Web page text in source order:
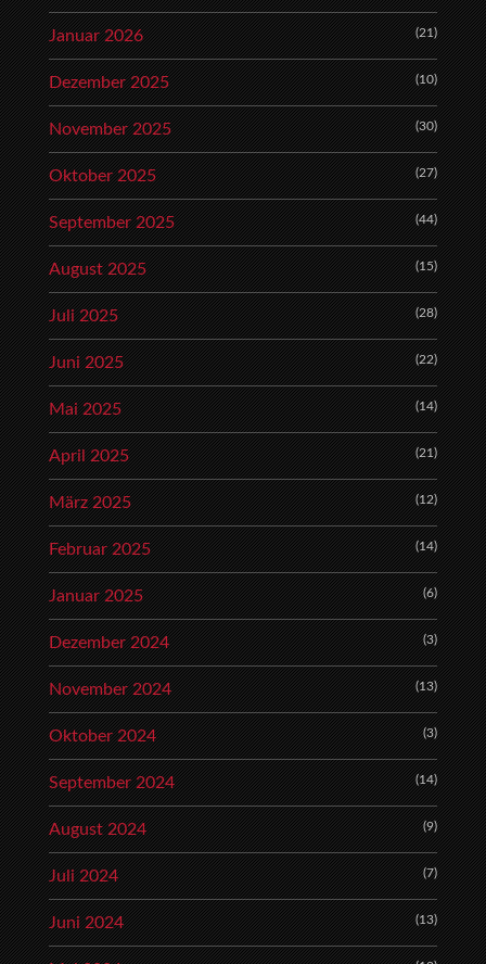
Januar 2026 (21)
Dezember 2025 (10)
November 2025 (30)
Oktober 2025 (27)
September 2025 (44)
August 2025 (15)
Juli 2025 (28)
Juni 2025 (22)
Mai 2025 (14)
April 2025 (21)
März 2025 (12)
Februar 2025 (14)
Januar 2025 (6)
Dezember 2024 (3)
November 2024 (13)
Oktober 2024 (3)
September 2024 (14)
August 2024 (9)
Juli 2024 (7)
Juni 2024 (13)